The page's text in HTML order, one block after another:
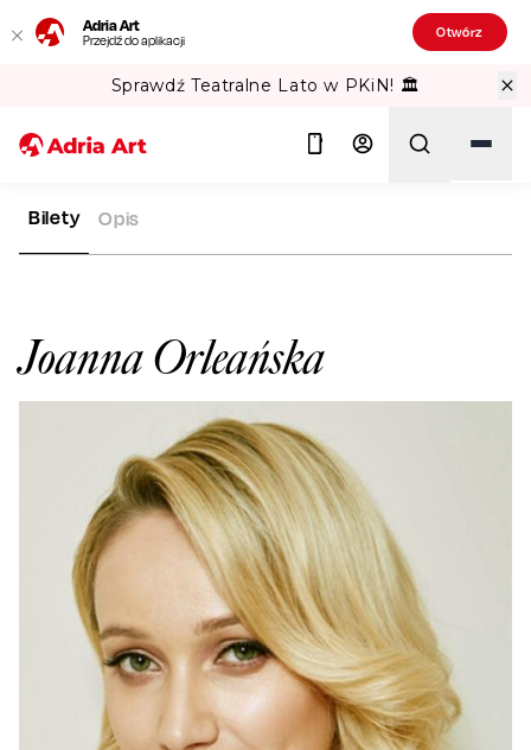
Adria Art
Przejdź do aplikacji Otwórz
Sprawdź Teatralne Lato w PKiN! 🏛️
ADRIA ART
Joanna Orleańska
Bilety Opis